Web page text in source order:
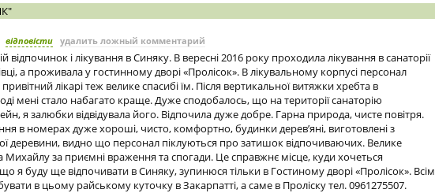
відповісти удалить ложный комментарий
і лікування в Синяку. В вересні 2016 року проходила лікування в санаторії
а проживала у гостинному дворі «Пролісок». В лікувальному корпусі персонал
лікарі теж велике спасибі їм. Після вертикальної витяжки хребта в
мені стало набагато краще. Дуже сподобалось, що на території санаторію
я залюбки відвідувала його. Відпочила дуже добре. Гарна природа, чисте повітря.
в номерах дуже хороші, чисто, комфортно, будинки дерев’яні, виготовлені з
деревини, видно що персонал піклуються про затишок відпочиваючих. Велике
Михайлу за приємні враження та спогади. Це справжнє місце, куди хочеться
я буду ще відпочивати в Синяку, зупинюся тільки в Гостиному дворі «Пролісок». Всім
в цьому райському куточку в Закарпатті, а саме в Проліску тел. 0961275507.